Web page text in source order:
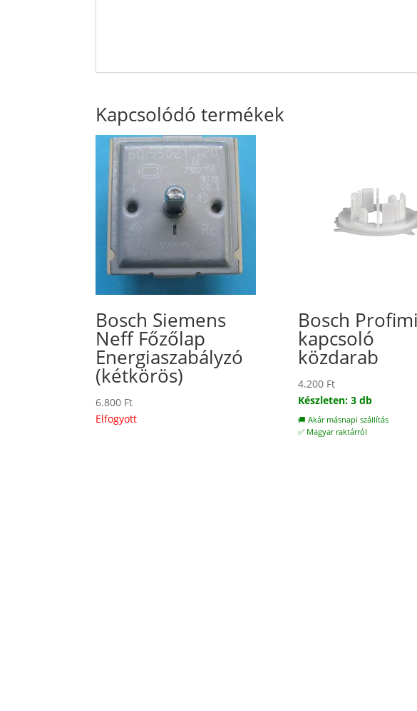
Kapcsolódó termékek
Bosch Siemens
Neff Főzőlap
Energiaszabályzó
(kétkörös)
6.800 Ft
Elfogyott
Bosch
kapcsoló
közdarab
4.200 Ft
Készleten: 3 db
🚚 Akár másnapi szállítás
✅ Magyar raktárról